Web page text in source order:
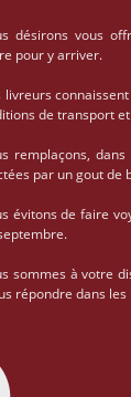
désirons vous
pour y arriver.
livreurs
de transport
remplaçons,
par un gout de
évitons de faire
sommes à votre
répondre dans